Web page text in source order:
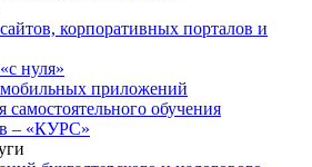
корпоративных порталов и
нуля»
мобильных приложений
самостоятельного обучения
– «КУРС»